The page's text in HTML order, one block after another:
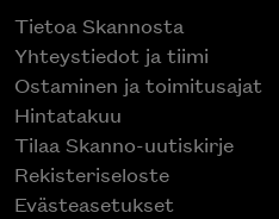
Tietoa Skannosta
Yhteystiedot ja tiimi
Ostaminen ja toimitusajat
Hintatakuu
Tilaa Skanno-uutiskirje
Rekisteriseloste
Evästeasetukset